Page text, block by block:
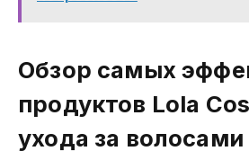
Обзор самых
продуктов Lola
ухода за волосами